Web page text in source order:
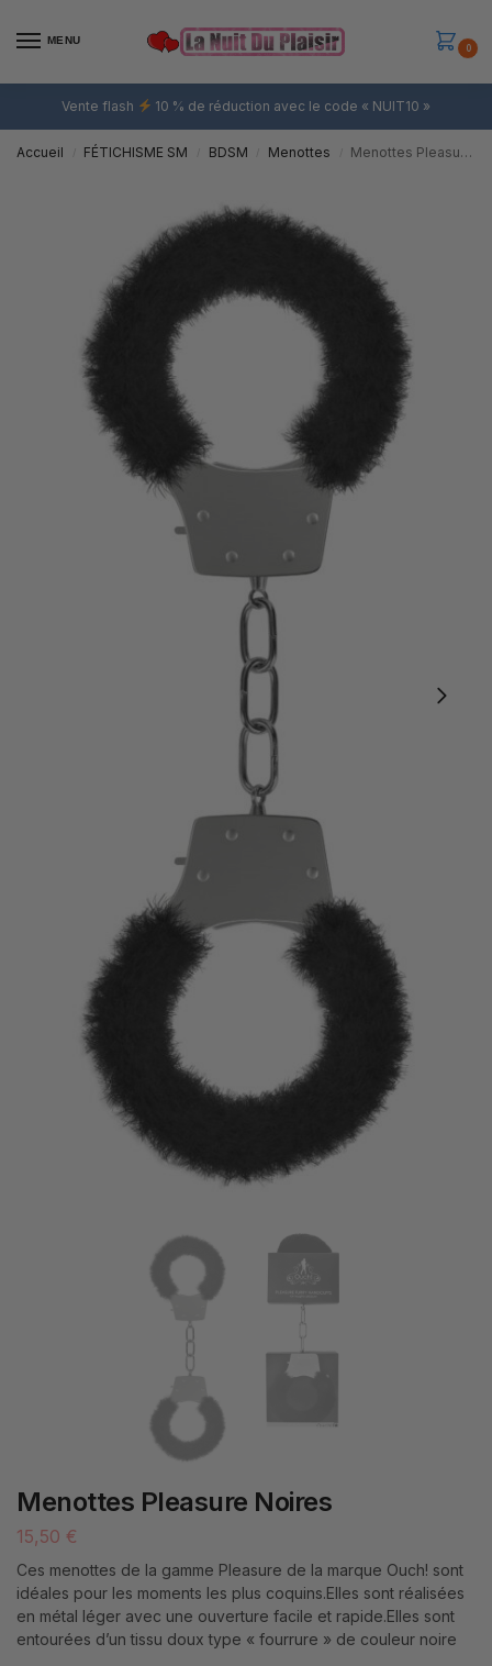
MENU
0
Vente flash 10 % de réduction avec le code « NUIT10 »
Accueil FÉTICHISME SM BDSM Menottes Menottes Pleasure Noires
Menottes Pleasure Noires
15,50 €
Ces menottes de la gamme Pleasure de la marque Ouch! sont
idéales pour les moments les plus coquins.Elles sont réalisées
en métal léger avec une ouverture facile et rapide.Elles sont
entourées d’un tissu doux type « fourrure » de couleur noire